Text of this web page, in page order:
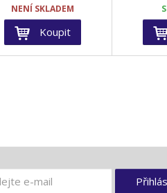
NENÍ SKLADEM
Koupit